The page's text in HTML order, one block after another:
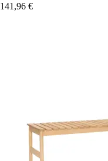
141,96 €